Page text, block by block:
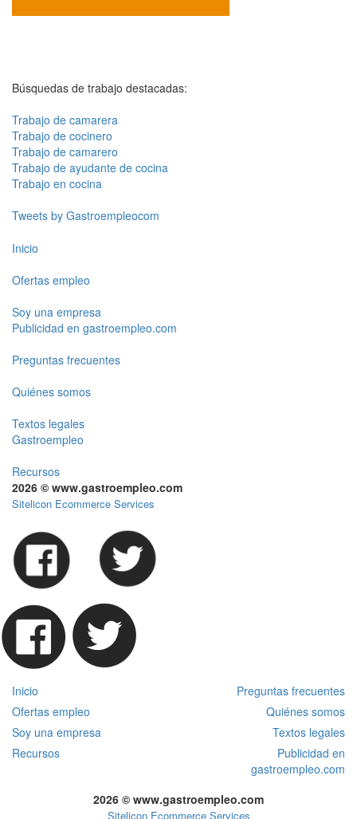
Búsquedas de trabajo destacadas:
Trabajo de camarera
Trabajo de cocinero
Trabajo de camarero
Trabajo de ayudante de cocina
Trabajo en cocina
Tweets by Gastroempleocom
Inicio
Ofertas empleo
Soy una empresa
Publicidad en gastroempleo.com
Preguntas frecuentes
Quiénes somos
Textos legales
Gastroempleo
Recursos
2026 © www.gastroempleo.com
Sitelicon Ecommerce Services
Inicio
Preguntas frecuentes
Ofertas empleo
Quiénes somos
Soy una empresa
Textos legales
Recursos
Publicidad en
gastroempleo.com
2026 © www.gastroempleo.com
Sitelicon Ecommerce Services